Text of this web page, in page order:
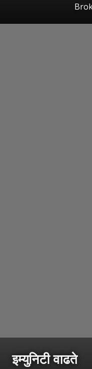
इम्युनिटी वाढते